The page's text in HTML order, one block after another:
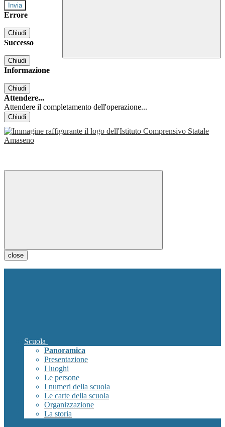
Errore
Chiudi
Successo
Chiudi
Informazione
Chiudi
Attendere...
Attendere il completamento dell'operazione...
Chiudi
close
Scuola
Panoramica
Presentazione
I luoghi
Le persone
I numeri della scuola
Le carte della scuola
Organizzazione
La storia